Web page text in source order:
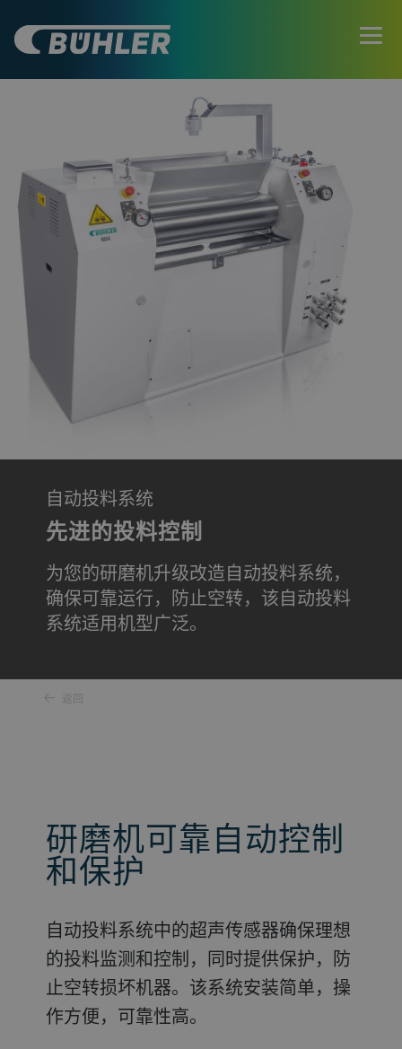
自动投料系统
先进的投料控制
为您的研磨机升级改造自动投料系统，
确保可靠运行，防止空转，该自动投料
系统适用机型广泛。
返回
研磨机可靠自动控制
和保护
自动投料系统中的超声传感器确保理想
的投料监测和控制，同时提供保护，防
止空转损坏机器。该系统安装简单，操
作方便，可靠性高。